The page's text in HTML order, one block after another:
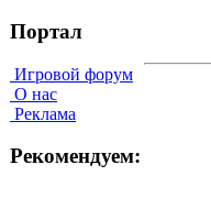
Портал
Игровой форум
О нас
Реклама
Рекомендуем: